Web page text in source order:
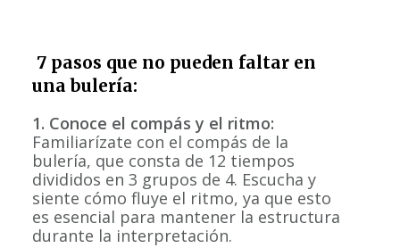
7 pasos que no pueden faltar en
una bulería:
1. Conoce el compás y el ritmo:
Familiarízate con el compás de la
bulería, que consta de 12 tiempos
divididos en 3 grupos de 4. Escucha y
siente cómo fluye el ritmo, ya que esto
es esencial para mantener la estructura
durante la interpretación.